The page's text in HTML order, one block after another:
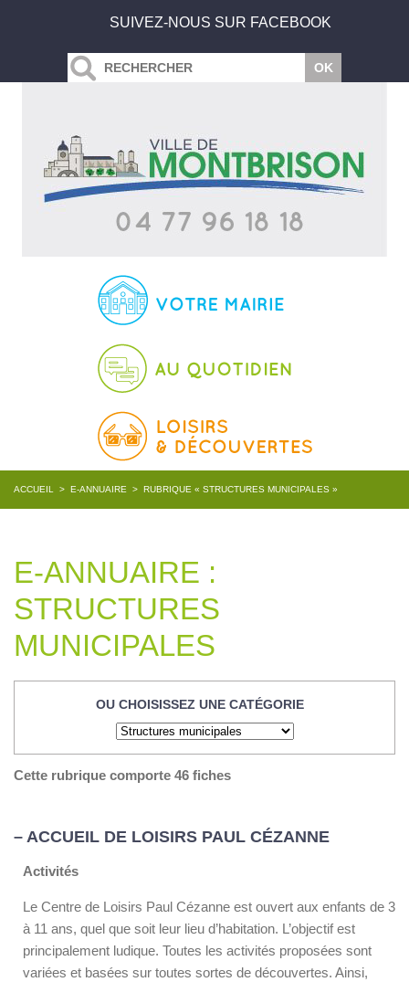
SUIVEZ-NOUS SUR FACEBOOK
ACCUEIL > E-ANNUAIRE > RUBRIQUE « STRUCTURES MUNICIPALES »
E-ANNUAIRE :
STRUCTURES
MUNICIPALES
OU CHOISISSEZ UNE CATÉGORIE
Cette rubrique comporte 46 fiches
– ACCUEIL DE LOISIRS PAUL CÉZANNE
Activités
Le Centre de Loisirs Paul Cézanne est ouvert aux enfants de 3
à 11 ans, quel que soit leur lieu d’habitation. L’objectif est
principalement ludique. Toutes les activités proposées sont
variées et basées sur toutes sortes de découvertes. Ainsi,